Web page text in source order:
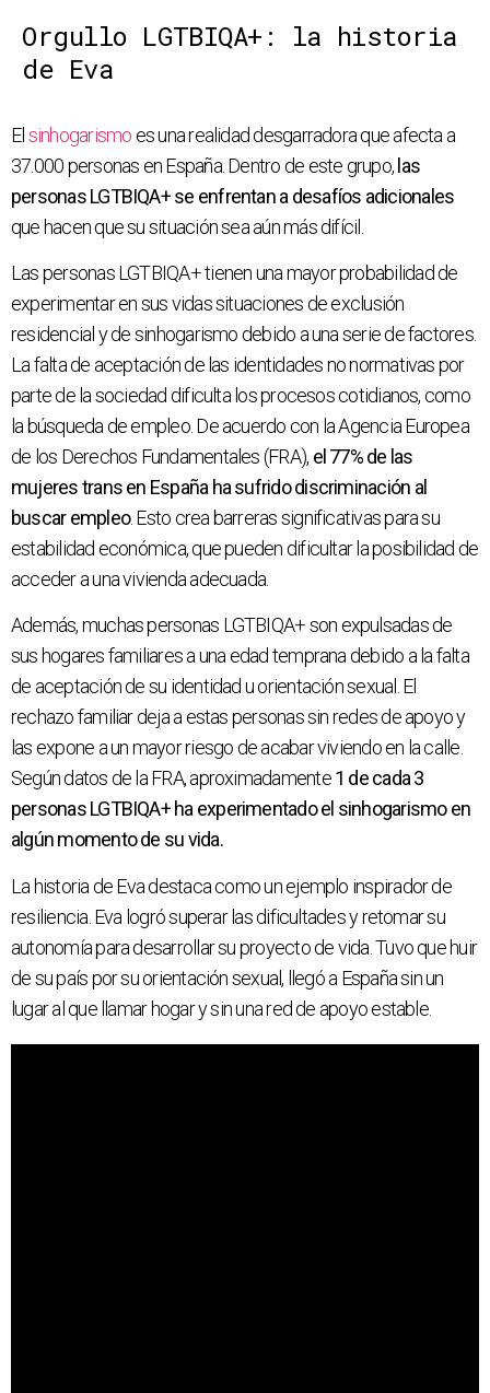
Orgullo LGTBIQA+: la historia
de Eva
Elsinhogarismo es una realidad desgarradora que afecta a
37.000 personas en España. Dentro de este grupo,las
personas LGTBIQA+ se enfrentan a desafíos adicionales
que hacen que su situación sea aún más difícil.
Las personas LGTBIQA+ tienen una mayor probabilidad de
experimentar en sus vidas situaciones de exclusión
residencial y de sinhogarismo debido a una serie de factores.
La falta de aceptación de las identidades no normativas por
parte de la sociedad dificulta los procesos cotidianos, como
la búsqueda de empleo. De acuerdo con la Agencia Europea
de los Derechos Fundamentales (FRA), el 77% de las
mujeres trans en España ha sufrido discriminación al
buscar empleo. Esto crea barreras significativas para su
estabilidad económica, que pueden dificultar la posibilidad de
acceder a una vivienda adecuada.
Además, muchas personas LGTBIQA+ son expulsadas de
sus hogares familiares a una edad temprana debido a la falta
de aceptación de su identidad u orientación sexual. El
rechazo familiar deja a estas personas sin redes de apoyo y
las expone a un mayor riesgo de acabar viviendo en la calle.
Según datos de la FRA, aproximadamente1 de cada 3
personas LGTBIQA+ ha experimentado el sinhogarismo en
algún momento de su vida.
La historia de Eva destaca como un ejemplo inspirador de
resiliencia. Eva logró superar las dificultades y retomar su
autonomía para desarrollar su proyecto de vida. Tuvo que huir
de su país por su orientación sexual, llegó a España sin un
lugar al que llamar hogar y sin una red de apoyo estable.